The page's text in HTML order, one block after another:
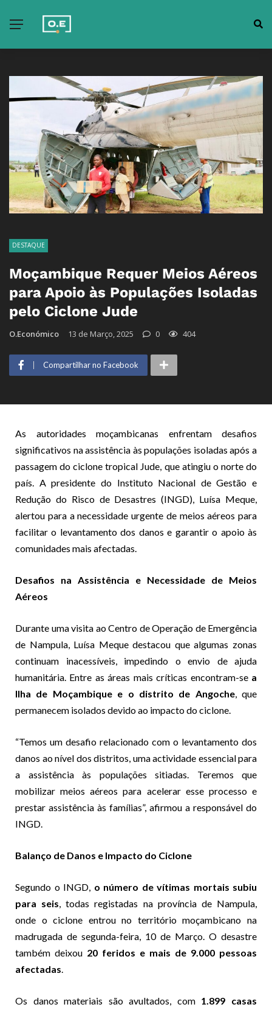
DESTAQUE
Moçambique Requer Meios Aéreos
para Apoio às Populações Isoladas
pelo Ciclone Jude
O.Económico 13 de Março, 2025 0 404
Compartilhar no Facebook
As autoridades moçambicanas enfrentam desafios
significativos na assistência às populações isoladas após a
passagem do ciclone tropical Jude, que atingiu o norte do
país. A presidente do Instituto Nacional de Gestão e
Redução do Risco de Desastres (INGD), Luísa Meque,
alertou para a necessidade urgente de meios aéreos para
facilitar o levantamento dos danos e garantir o apoio às
comunidades mais afectadas.
Desafios na Assistência e Necessidade de Meios
Aéreos
Durante uma visita ao Centro de Operação de Emergência
de Nampula, Luísa Meque destacou que algumas zonas
continuam inacessíveis, impedindo o envio de ajuda
humanitária. Entre as áreas mais críticas encontram-se a
Ilha de Moçambique e o distrito de Angoche, que
permanecem isolados devido ao impacto do ciclone.
“Temos um desafio relacionado com o levantamento dos
danos ao nível dos distritos, uma actividade essencial para
a assistência às populações sitiadas. Teremos que
mobilizar meios aéreos para acelerar esse processo e
prestar assistência às famílias”, afirmou a responsável do
INGD.
Balanço de Danos e Impacto do Ciclone
Segundo o INGD, o número de vítimas mortais subiu
para seis, todas registadas na província de Nampula,
onde o ciclone entrou no território moçambicano na
madrugada de segunda-feira, 10 de Março. O desastre
também deixou 20 feridos e mais de 9.000 pessoas
afectadas.
Os danos materiais são avultados, com 1.899 casas